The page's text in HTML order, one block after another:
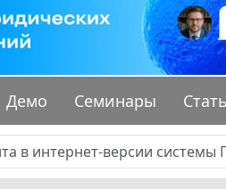
Демо Семинары